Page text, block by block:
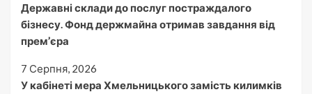
Державні склади до послуг постраждалого
бізнесу. Фонд держмайна отримав завдання від
прем’єра
7 Серпня, 2026
У кабінеті мера Хмельницького замість килимків